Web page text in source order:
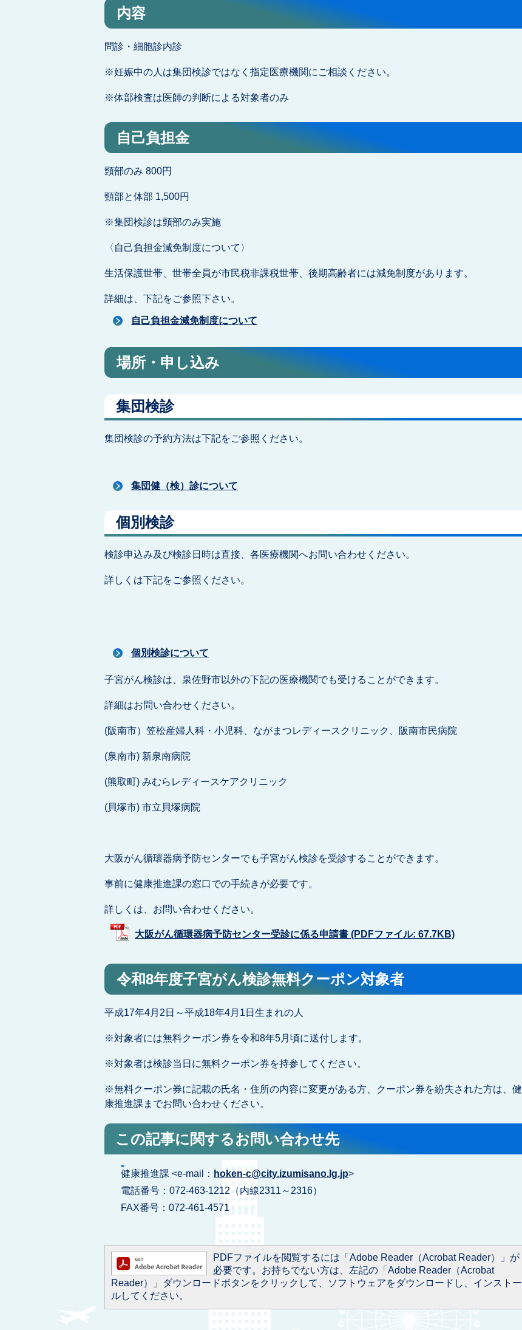
内容
問診・細胞診内診
※妊娠中の人は集団検診ではなく指定医療機関にご相談ください。
※体部検査は医師の判断による対象者のみ
自己負担金
頸部のみ 800円
頸部と体部 1,500円
※集団検診は頸部のみ実施
〈自己負担金減免制度について〉
生活保護世帯、世帯全員が市民税非課税世帯、後期高齢者には減免制度があります。
詳細は、下記をご参照下さい。
自己負担金減免制度について
場所・申し込み
集団検診
集団検診の予約方法は下記をご参照ください。
集団健（検）診について
個別検診
検診申込み及び検診日時は直接、各医療機関へお問い合わせください。
詳しくは下記をご参照ください。
個別検診について
子宮がん検診は、泉佐野市以外の下記の医療機関でも受けることができます。
詳細はお問い合わせください。
(阪南市）笠松産婦人科・小児科、ながまつレディースクリニック、阪南市民病院
(泉南市) 新泉南病院
(熊取町) みむらレディースケアクリニック
(貝塚市) 市立貝塚病院
大阪がん循環器病予防センターでも子宮がん検診を受診することができます。
事前に健康推進課の窓口での手続きが必要です。
詳しくは、お問い合わせください。
大阪がん循環器病予防センター受診に係る申請書 (PDFファイル: 67.7KB)
令和8年度子宮がん検診無料クーポン対象者
平成17年4月2日～平成18年4月1日生まれの人
※対象者には無料クーポン券を令和8年5月頃に送付します。
※対象者は検診当日に無料クーポン券を持参してください。
※無料クーポン券に記載の氏名・住所の内容に変更がある方、クーポン券を紛失された方は、健
康推進課までお問い合わせください。
この記事に関するお問い合わせ先
健康推進課 <e-mail： hoken-c@city.izumisano.lg.jp>
電話番号：072-463-1212（内線2311～2316）
FAX番号：072-461-4571
PDFファイルを閲覧するには「Adobe Reader（Acrobat Reader）」が
必要です。お持ちでない方は、左記の「Adobe Reader（Acrobat
Reader）」ダウンロードボタンをクリックして、ソフトウェアをダウンロードし、インストー
ルしてください。